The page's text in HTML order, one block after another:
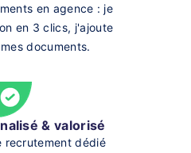
en agence : je
en 3 clics, j'ajoute
documents.
& valorisé
recrutement dédié